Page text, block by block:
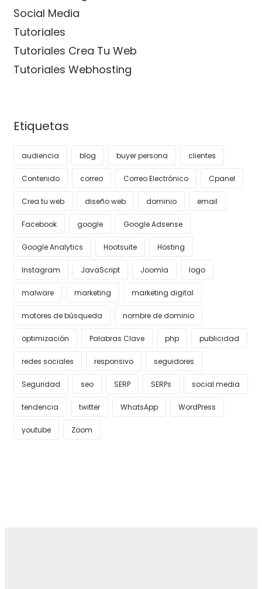
Social Media
Tutoriales
Tutoriales Crea Tu Web
Tutoriales Webhosting
Etiquetas
audiencia blog buyer persona clientes
Contenido correo Correo Electrónico Cpanel
Crea tu web diseño web dominio email
Facebook google Google Adsense
Google Analytics Hootsuite Hosting
Instagram JavaScript Joomla logo
malware marketing marketing digital
motores de búsqueda nombre de dominio
optimización Palabras Clave php publicidad
redes sociales responsivo seguidores
Seguridad seo SERP SERPs social media
tendencia twitter WhatsApp WordPress
youtube Zoom